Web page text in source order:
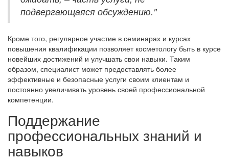
подвергающаяся обсуждению."
Кроме того, регулярное участие в семинарах и курсах
повышения квалификации позволяет косметологу быть в курсе
новейших достижений и улучшать свои навыки. Таким
образом, специалист может предоставлять более
эффективные и безопасные услуги своим клиентам и
постоянно увеличивать уровень своей профессиональной
компетенции.
Поддержание
профессиональных знаний и
навыков